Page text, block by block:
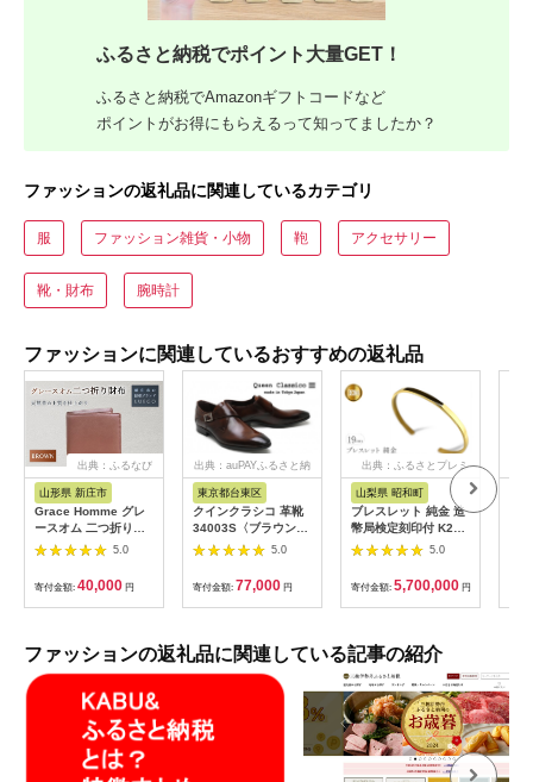
ふるさと納税でポイント大量GET！
ふるさと納税でAmazonギフトコードなど
ポイントがお得にもらえるって知ってましたか？
ファッションの返礼品に関連しているカテゴリ
服 ファッション雑貨・小物 鞄 アクセサリー
靴・財布 腕時計
ファッションに関連しているおすすめの返礼品
出典：ふるなび
山形県 新庄市
Grace Homme グレ
ースオム 二つ折り財
布/ブラウン 入学祝い
卒業祝い 就職祝い 退
職祝い 贈り物 贈答 ギ
フト 人気 誕生日 プレ
ゼント 母の日 父の日
0620
5.0
寄付金額: 40,000 円
出典：auPAYふるさと納
東京都台東区
クインクラシコ 革靴
34003S〈ブラウン〉
(サイズ：26.0cm)
5.0
寄付金額: 77,000 円
出典：ふるさとプレミ
アム
山梨県 昭和町
ブレスレット 純金 造
幣局検定刻印付 K24
鍛造技法 幅4㎜ 腕周
210204105s
SWAA081
5.0
寄付金額: 5,700,000 円
ファッションの返礼品に関連している記事の紹介